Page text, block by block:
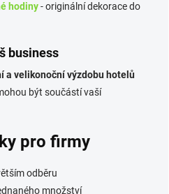
hodiny- originální dekorace do
business
a velikonoční výzdobu hotelů
být součástí vaší
pro firmy
odběru
množství